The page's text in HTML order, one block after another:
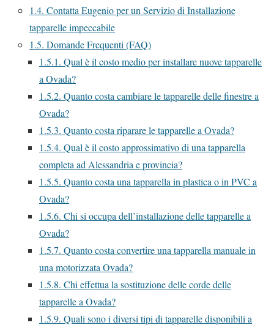
1.4. Contatta Eugenio per un Servizio di Installazione
tapparelle impeccabile
1.5. Domande Frequenti (FAQ)
1.5.1. Qual è il costo medio per installare nuove tapparelle
a Ovada?
1.5.2. Quanto costa cambiare le tapparelle delle finestre a
Ovada?
1.5.3. Quanto costa riparare le tapparelle a Ovada?
1.5.4. Qual è il costo approssimativo di una tapparella
completa ad Alessandria e provincia?
1.5.5. Quanto costa una tapparella in plastica o in PVC a
Ovada?
1.5.6. Chi si occupa dell’installazione delle tapparelle a
Ovada?
1.5.7. Quanto costa convertire una tapparella manuale in
una motorizzata Ovada?
1.5.8. Chi effettua la sostituzione delle corde delle
tapparelle a Ovada?
1.5.9. Quali sono i diversi tipi di tapparelle disponibili a